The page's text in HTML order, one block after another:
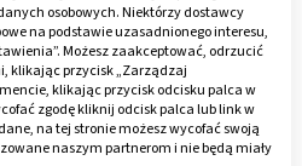
na koncentrację
osobowych. Niektórzy dostawcy
na podstawie uzasadnionego interesu,
Możesz zaakceptować, odrzucić
klikając przycisk „Zarządzaj
klikając przycisk odcisku palca w
zgodę kliknij odcisk palca lub link w
na tej stronie możesz wycofać swoją
naszym partnerom i nie będą miały